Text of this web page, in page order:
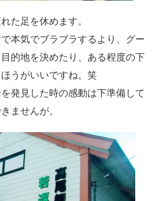
た足を休めます。
本気でブラブラするより、グー
的地を決めたり、ある程度の下
うがいいですね。笑
発見した時の感動は下準備して
ませんが。